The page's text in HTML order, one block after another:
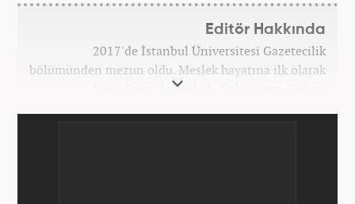
Editör Hakkında
2017'de İstanbul Üniversitesi Gazetecilik
bölümünden mezun oldu. Meslek hayatına ilk olarak
Genç Dergi'de başladı. Daha sonra Sadece